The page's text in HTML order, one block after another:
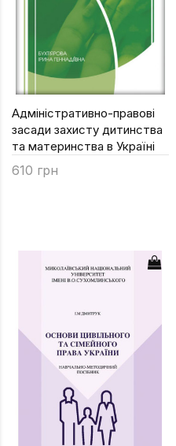
Адміністративно-правові
засади захисту дитинства
та материнства в Україні
610 грн